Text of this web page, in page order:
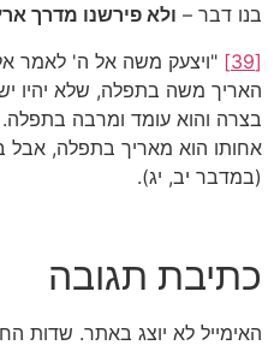
בנו דבר – ולא פירשנו מדרך
[39]
"ויצעק משה אל ה' לאמר
האריך משה בתפלה, שלא יהיו
בצרה והוא עומד ומרבה
אחותו הוא מאריך בתפלה, אבל
(במדבר יב, יג).
כתיבת תגובה
האימייל לא יוצג באתר. שדות